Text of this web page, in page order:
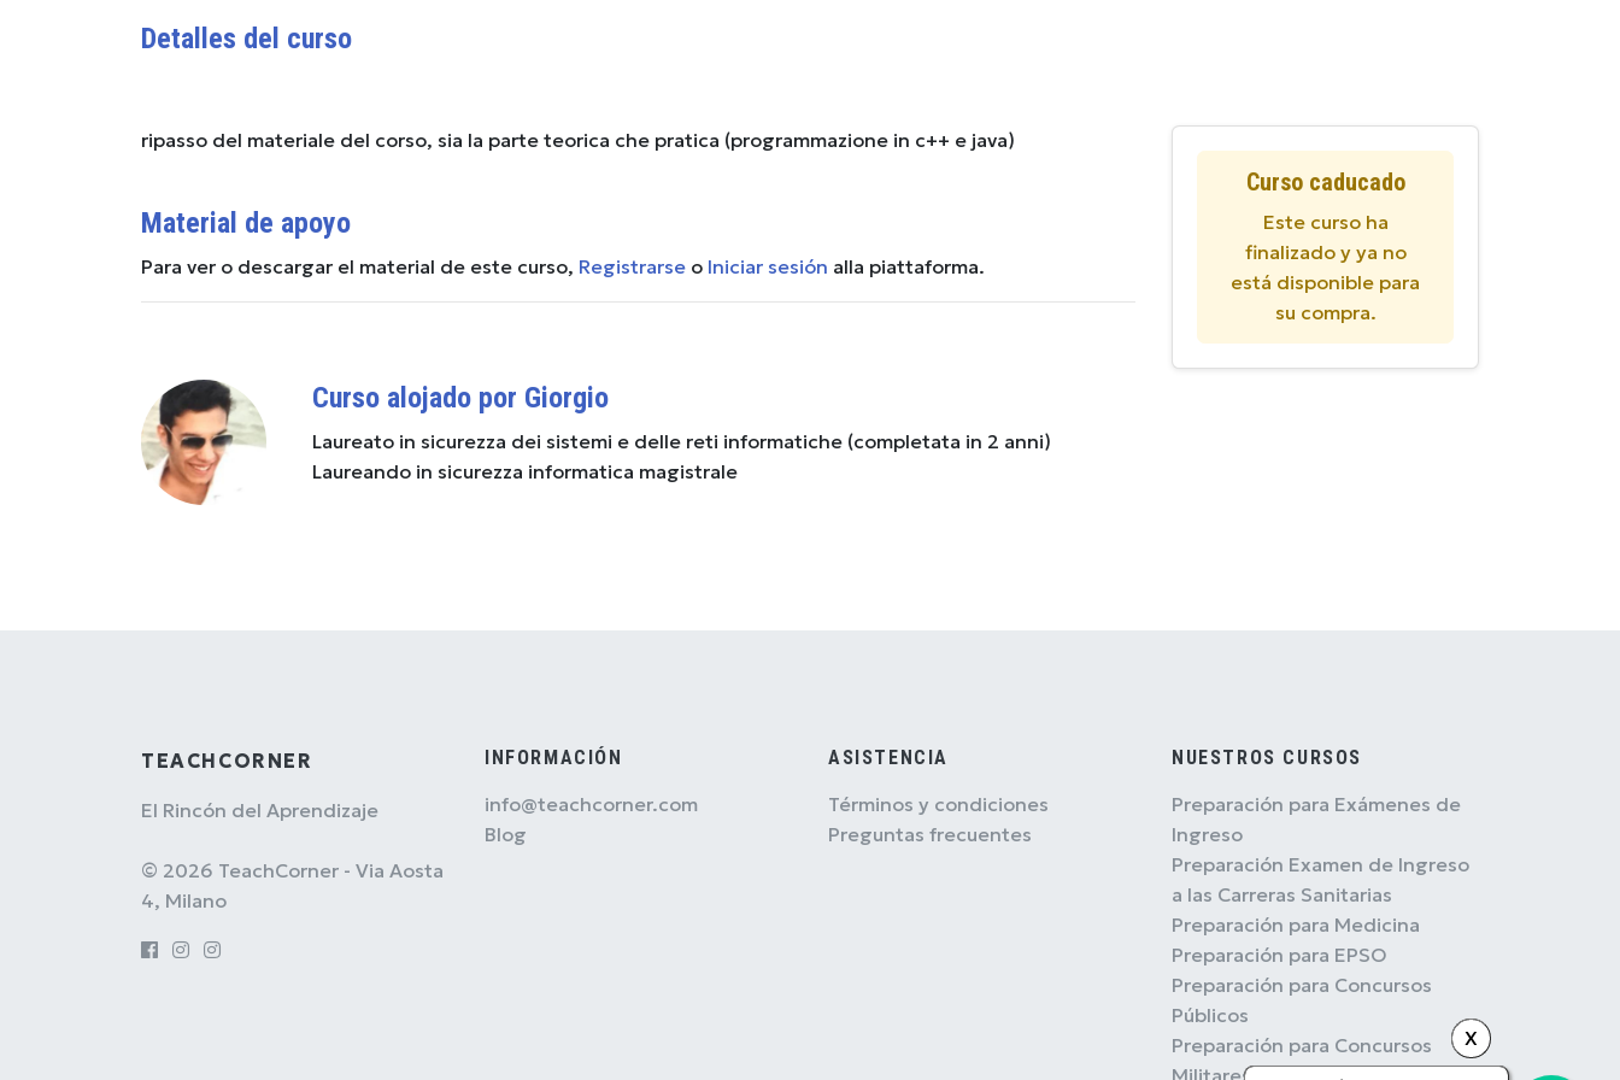
Detalles del curso
ripasso del materiale del corso, sia la parte teorica che pratica (programmazione in c++ e java)
Material de apoyo
Para ver o descargar el material de este curso, Registrarse o Iniciar sesión alla piattaforma.
Curso alojado por Giorgio
Laureato in sicurezza dei sistemi e delle reti informatiche (completata in 2 anni)
Laureando in sicurezza informatica magistrale
Curso caducado
Este curso ha
finalizado y ya no
está disponible para
su compra.
X
TEACHCORNER
El Rincón del Aprendizaje
© 2026 TeachCorner - Via Aosta
4, Milano
INFORMACIÓN
info@teachcorner.com
Blog
ASISTENCIA
Términos y condiciones
Preguntas frecuentes
NUESTROS CURSOS
Preparación para Exámenes de
Ingreso
Preparación Examen de Ingreso
a las Carreras Sanitarias
Preparación para Medicina
Preparación para EPSO
Preparación para Concursos
Públicos
Preparación para Concursos
Militares